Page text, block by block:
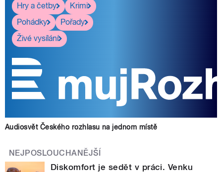
Hry a četby
Krimi
Pohádky
Pořady
Živé vysílání
Audiosvět Českého rozhlasu na jednom místě
NEJPOSLOUCHANĚJŠÍ
Diskomfort je sedět v práci. Venku